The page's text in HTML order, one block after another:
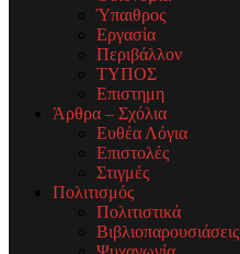
Ύπαιθρος
Εργασία
Περιβάλλον
ΤΥΠΟΣ
Επιστημη
Άρθρα – Σχόλια
Ευθέα Λόγια
Επιστολές
Στιγμές
Πολιτισμός
Πολιτιστικά
Βιβλιοπαρουσιάσεις